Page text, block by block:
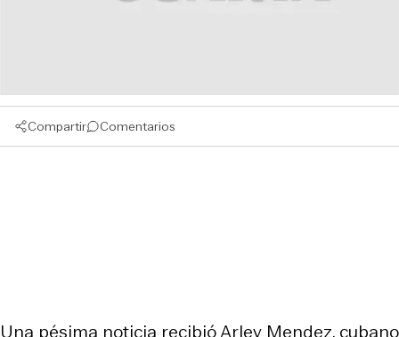
Compartir Comentarios
Una pésima noticia recibió Arley Mendez, cubano